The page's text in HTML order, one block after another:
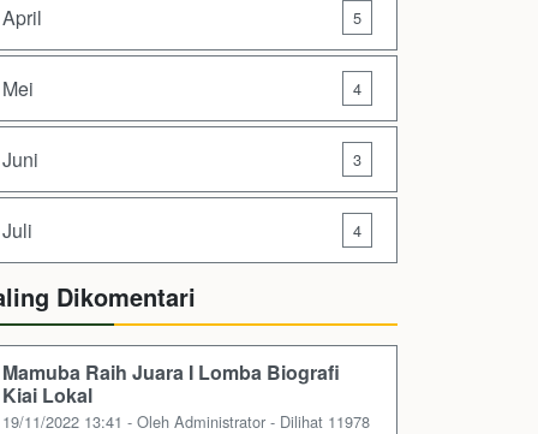
April 5
Mei 4
Juni 3
Juli 4
Dikomentari
Mamuba Raih Juara I Lomba Biografi
Kiai Lokal
19/11/2022 13:41 - Oleh Administrator - Dilihat 11978